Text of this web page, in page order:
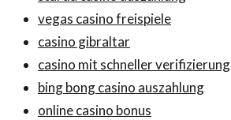
vegas casino freispiele
casino gibraltar
casino mit schneller verifizierung
bing bong casino auszahlung
online casino bonus